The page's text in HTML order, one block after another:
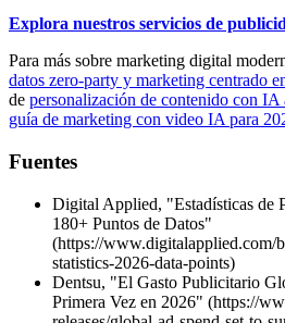
Explora nuestros servicios de
Para más sobre marketing digital
datos zero-party y marketing centrado
de personalización de contenido con IA
guía de marketing con video IA para
Fuentes
Digital Applied, "Estadísticas de
180+ Puntos de Datos"
(https://www.digitalapplied.com/
statistics-2026-data-points)
Dentsu, "El Gasto Publicitario
Primera Vez en 2026" (https://